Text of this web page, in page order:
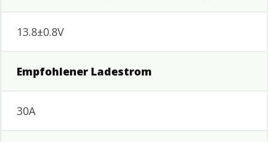
13.8±0.8V
Empfohlener Ladestrom
30A